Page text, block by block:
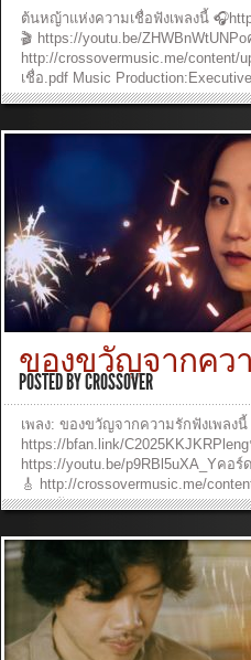
ที่ในทุกเวลาฤดูกาลยังมีพระองค์เคีย
ฉันก้าวเดินตามฉันรู้จะทรงนำไปให้พ
ร่วมสนับสนุนพันธกิจ crossover...
ต้นหญ้าแห่งความเชื่อฟังเพลงนี้
🎬 https://youtu.be/ZHWBnWtUNPo
http://crossovermusic.me/
เชื่อ.pdf Music
YongpiyakulProducer: Ruangkit
YongpiyakulVocal: Sit Anoosit
SupakarapongkulPiano: Ruangkit
Ruangkit YongpiyakulBass: Burin
DoungkhamMix and Mastering:
Production:Camera Operators:
ngernEditor: Tanyaporn Luang-
คือต้นหญ้าที่อยู่ใกล้พื้นดินถูกแดดลมฝ
ทุกคำร่ำร้องในหัวใจ Verse 2:ต่อให้
เหยียบก็ไม่ตายทรงเป็นความหวัง ใ
ฉันพ้นไป Chorus:ฉันเชื่อในพระเยซู
จิตใจให้ฉันได้ก้าวต่อพระเยซูทรงเป็
ยังไม่เห็นทาง Verse 3:ต่อให้พรุ่งนี้ จ
พระองค์อยากจะใกล้ชิด ติดตามและไ
พระองค์ ทรงครอบครอง ฟังเพลงแ
crossover...
ของขวัญจากควา
POSTED BYCROSSOVER
เพลง: ของขวัญจากความรักฟังเพลงนี้
https://bfan.link/C2025KKJKRPleng
https://youtu.be/p9RBl5uXA_Yคอร์ด
🎸 http://crossovermusic.me/
ความรัก.pdfMusic
PakunpanyaComposer: Burin
KheraphumVocal:
Kittiphong KheraphumElectric
SupakarapongkulDrums:
and Mastering: Burin
แลกเปลี่ยนของขวัญถ้าเธอรู้สึกเหงา